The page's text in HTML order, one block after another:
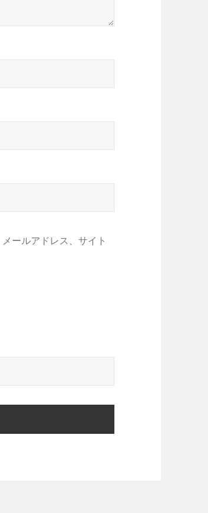
ールアドレス、サイト